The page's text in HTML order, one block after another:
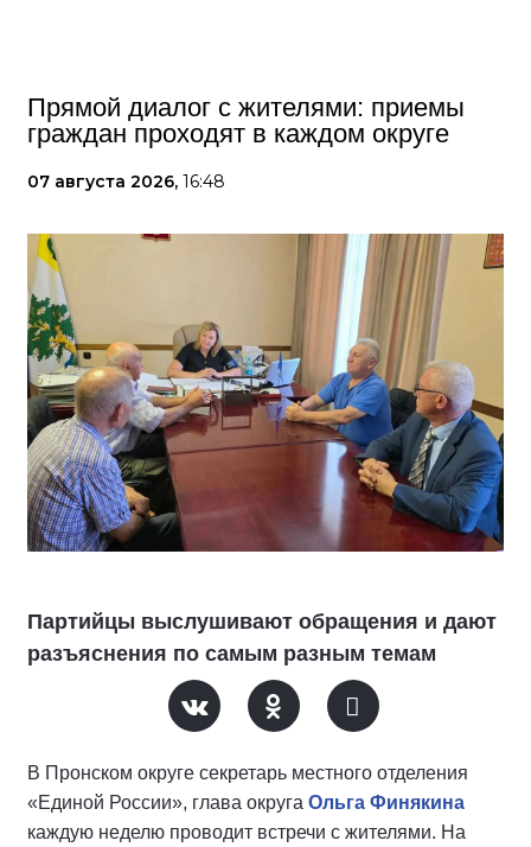
Прямой диалог с жителями: приемы
граждан проходят в каждом округе
07 августа 2026, 16:48
Партийцы выслушивают обращения и дают
разъяснения по самым разным темам
В Пронском округе секретарь местного отделения
«Единой России», глава округа Ольга Финякина
каждую неделю проводит встречи с жителями. На